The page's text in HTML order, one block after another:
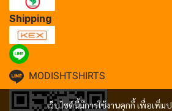
เว็บไซต์นี้มีการใช้งานคุกกี้ เพื่อเพิ่
Shipping
MODISHTSHIRTS